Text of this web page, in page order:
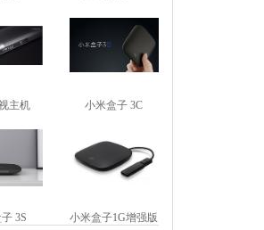
主机 小米盒子 3C
3S
小米盒子1G增强版